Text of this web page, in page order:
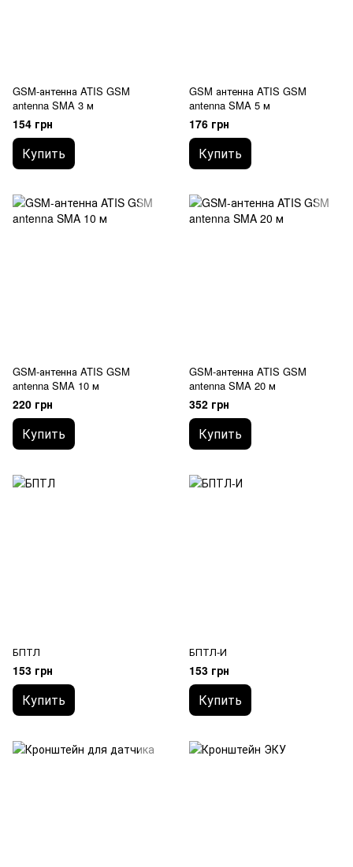
GSM-антенна ATIS GSM
antenna SMA 3 м
154 грн
Купить
GSM антенна ATIS GSM
antenna SMA 5 м
176 грн
Купить
GSM-антенна ATIS GSM
antenna SMA 10 м
220 грн
Купить
GSM-антенна ATIS GSM
antenna SMA 20 м
352 грн
Купить
БПТЛ
153 грн
Купить
БПТЛ-И
153 грн
Купить